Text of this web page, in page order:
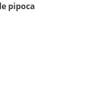
pipoca